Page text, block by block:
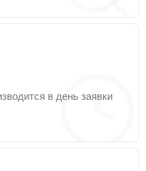
в день заявки